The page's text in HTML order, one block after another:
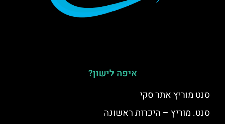
איפה לישון?
סנט מוריץ אתר סקי
סנט. מוריץ – היכרות ראשונה